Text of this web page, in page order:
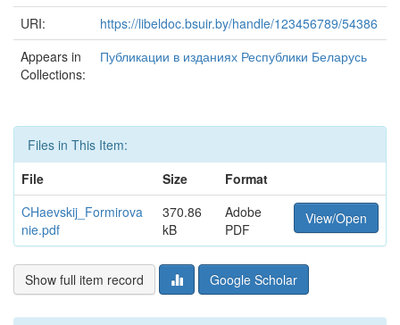
URI:
https://libeldoc.bsuir.by/handle/123456789/54386
Appears in
Collections:
Публикации в изданиях Республики Беларусь
Files in This Item:
File
Size
Format
CHaevskij_Formirova
nie.pdf
370.86
kB
Adobe
PDF
View/Open
Show full item record Google Scholar